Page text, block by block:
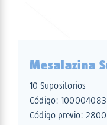
Mesalazina
10 Supositorios
Código: 100004083
Código previo: